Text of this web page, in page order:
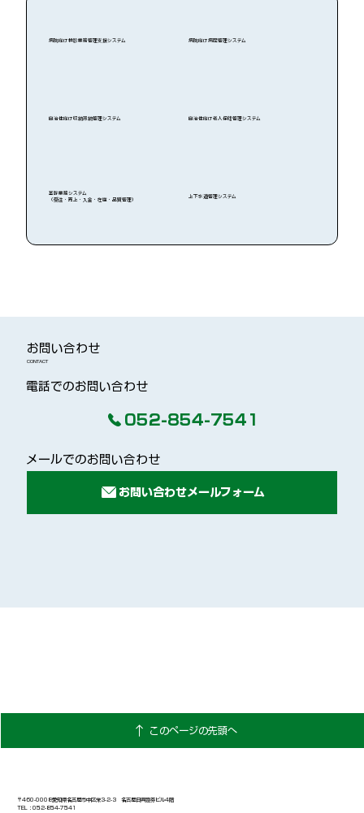
病院向け検診業務管理支援システム​ 病院向け病歴管理システム
自治体向け収納滞納管理システム 自治体向け老人保健管理システム
基幹業務システム
（受注・売上・入金・在庫・品質管理）
上下水道管理システム
​お問い合わせ
CONTACT
​電話でのお問い合わせ
052-854-7541
メールでのお問い合わせ
このページの先頭へ
〒460-0008愛知県名古屋市中区栄3-2-3 名古屋日興證券ビル4階
TEL：052-854-7541